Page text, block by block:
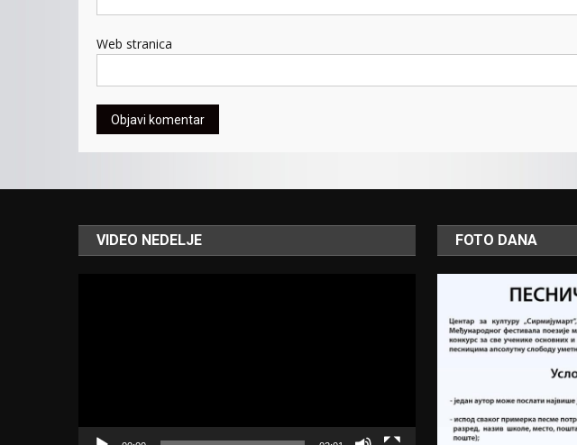
Web stranica
VIDEO NEDELJE FOTO DANA